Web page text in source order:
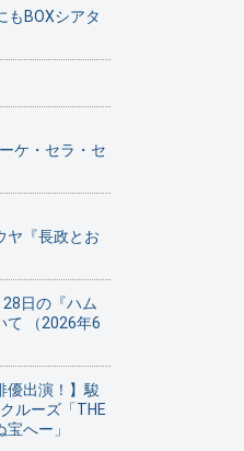
BOXシアタ
ケ・セラ・セ
ヤ『長政とお
日の『ハム
て （2026年6
優出演！】駿
ルーズ「THE
へー」